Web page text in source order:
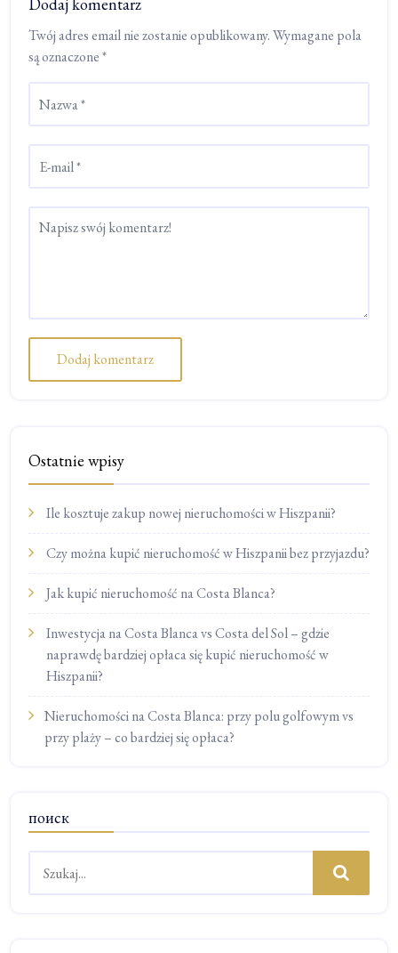
Dodaj komentarz
Twój adres email nie zostanie opublikowany.Wymagane pola
są oznaczone*
Ostatnie wpisy
Ile kosztuje zakup nowej nieruchomości w Hiszpanii?
Czy można kupić nieruchomość w Hiszpanii bez przyjazdu?
Jak kupić nieruchomość na Costa Blanca?
Inwestycja na Costa Blanca vs Costa del Sol – gdzie
naprawdę bardziej opłaca się kupić nieruchomość w
Hiszpanii?
Nieruchomości na Costa Blanca: przy polu golfowym vs
przy plaży – co bardziej się opłaca?
поиск
Wyszukiwanie